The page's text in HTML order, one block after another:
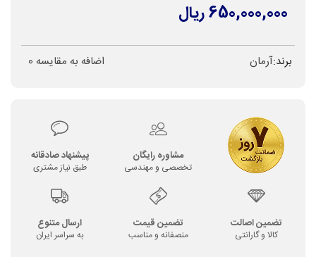
650,000,000 ریال
برند:آرمان اضافه به مقایسه 0
مشاوره رایگان
تخصصی و مهندسی
پیشنهاد صادقانه
طبق نیاز مشتری
تضمین اصالت
کالا و گارانتی
تضمین قیمت
منصفانه و مناسب
ارسال متنوع
به سراسر ایران